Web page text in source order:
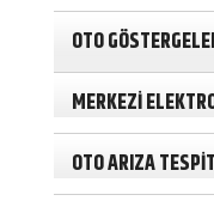
OTO
MERKEZİ
OTO ARIZA